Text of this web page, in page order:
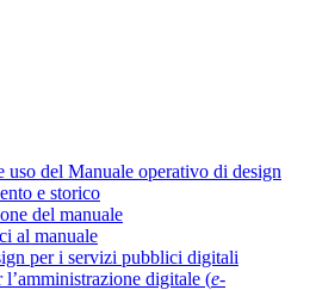
uso del Manuale operativo di design
e storico
del manuale
al manuale
per i servizi pubblici digitali
l’amministrazione digitale (e-